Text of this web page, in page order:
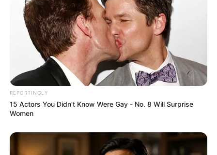
ΓΙΑ ΤΟΝ ΒΥΕ-ΝΤΕΝ ΗΤΑΝ ΦΩΤΙΑ, ΑΝΕΦΕΡΕ ΠΩΣ ΕΙΝΑΙ
ΓΟΝΑΤΙΣΤΟΣ ΚΑΝΟΝΤΑΣ ΕΧΘΡΟΥΣ ΚΑΙ ΦΙΛΟΥΣ ΝΑ
ΑΝΑΡΩΤΙΟΥΝΤΑΙ ΤΙ ΣΥΜΒΑΙΝΕΙ! ΑΝΕΦΕΡΕ ΕΠΙΣΗΣ ΠΩΣ
ΕΙΝΑΙ ΣΕ ΔΙΑΚΟΠΕΣ ΑΝΩ ΤΟ ΑΦΓΑΝΙΣΤΑΝ ΕΙΝΑΙ ΜΙΑ
ΚΟΛΑΣΗ, ΕΝΩ ΧΑΡΑΚΤΗΡΙΣΤΙΚΑ ΤΟΝ ΞΕΦΤΙΛΗΣΕ
ΑΝΑΦΕΡΟΝΤΑΣ ΠΩΣ ΔΕΝ ΞΕΡΕΙ ΠΟΥ ΒΡΙΣΚΕΤΑΙ ΚΑΙ
ΑΝΑΡΩΤΗΘΗΚΕ ΑΝ ΝΟΜΙΖΕΙ Ο ΚΟΣΜΟΣ ΟΤΙ ΔΙΟΙΚΕΙ; ΔΕΝ
ΔΙΟΙΚΕΙ. ΕΙΝΑΙ ΑΠΟΛΥΤΑ ΑΠΟΤΥΧΗΜΕΝΟΣ.
ΤΗΝ ΚΑΤΑΣΤΑΣΗ ΚΑΙ ΑΝΕΦΕΡΕ ΧΑΡΑΚΤΗΡΙΣΤΙΚΑ ΘΑ
REPORTINGLY
15 Actors You Didn't Know Were Gay - No. 8 Will Surprise
Women